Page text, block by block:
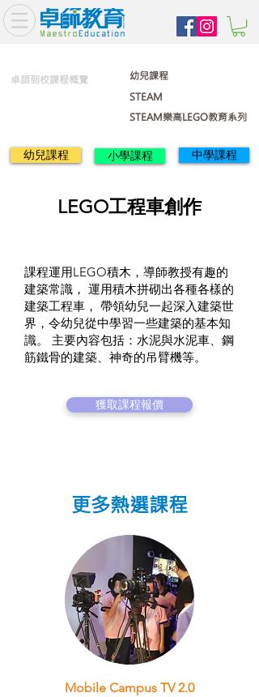
卓師到校課程概覽
STEAM
STEAM樂高LEGO教育系列
幼兒課程
幼兒課程 小學課程 中學課程
課程運用LEGO積木，導師教授有趣的
建築常識， 運用積木拼砌出各種各樣的
建築工程車， 帶領幼兒一起深入建築世
界，令幼兒從中學習一些建築的基本知
識。 主要內容包括：水泥與水泥車、鋼
筋鐵骨的建築、神奇的吊臂機等。
獲取課程報價
LEGO工程車創作
更多熱選課程
Mobile Campus TV 2.0